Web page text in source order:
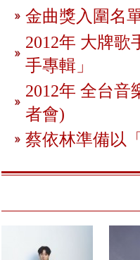
金曲獎入圍名
2012年 大牌歌
手專輯」
2012年 全台
者會)
蔡依林準備以